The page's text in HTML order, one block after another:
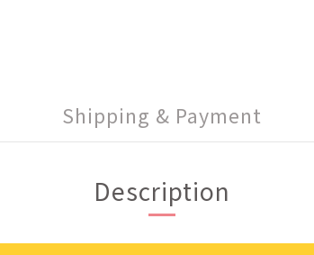
Shipping & Payment
Description